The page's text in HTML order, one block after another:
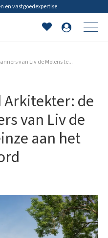
en vastgoedexpertise
van Liv de Molens te...
Arkitekter: de
van Liv de
aan het